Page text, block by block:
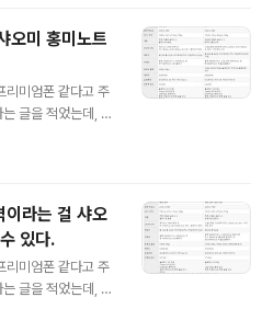
을 만들기 위해 많
나은 제품을 계속
쟁 제품이 있어야
마련이고, 그런 좋
가 많아지면, 굳이
의 주업은 인터넷/
오미 홍미노트
미엄폰 같다고 주
글을 적었는데, 그
, 만져보면 좋아서
SE와 비교를 해보
는 걸 샤오미 미 9
라는 글을 적
야 한다는 점... 아
내에 판매가 되지 않
라는 걸 샤오
있다.
미엄폰 같다고 주
글을 적었는데, 그